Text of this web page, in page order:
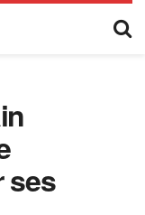
ses